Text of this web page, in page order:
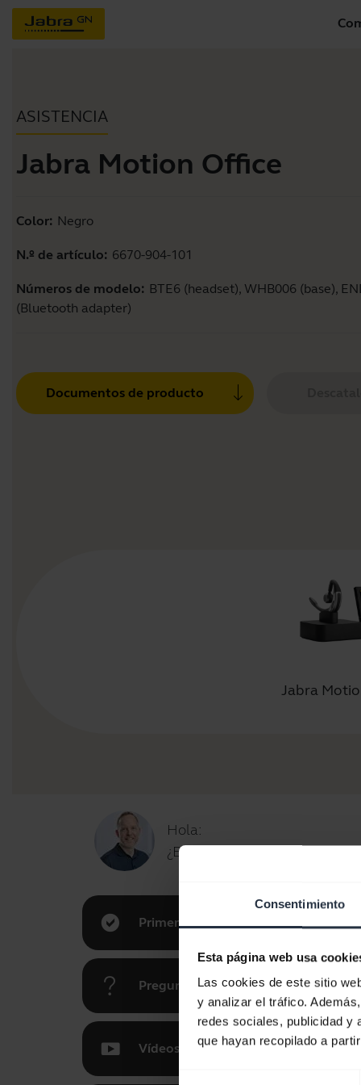
Consentimiento
Esta página web usa
Las cookies de este sitio
y analizar el tráfico.
redes sociales, publicidad y
que hayan recopilado a
Selección
ASISTENCIA
Jabra Motion Office
Color: Negro
N.º de artículo: 6670-904-101
Números de modelo: BTE6 (headset), WHB006 (base),
(Bluetooth adapter)
Documentos de producto
Jabra
Hola:
¿En qué puedo ayudarle hoy?
Primeros pasos
Preguntas más frecuentes
Vídeos